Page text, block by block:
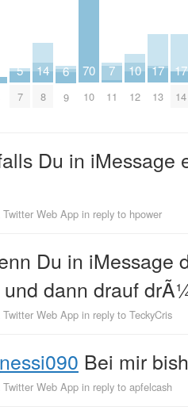
5
7
14
8
6
9
70
10
7
11
10
12
17
13
17
14
Du in iMessage
Twitter Web App in reply to hpower
Du in iMessage
und dann drauf
Twitter Web App in reply to TeckyCris
nessi090 Bei mir
Twitter Web App in reply to apfelcash